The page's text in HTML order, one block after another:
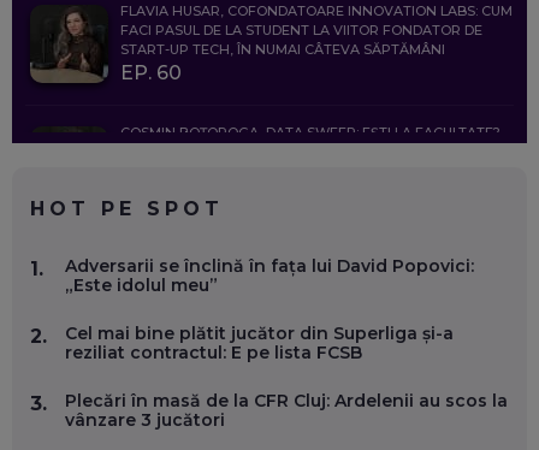
FLAVIA HUSAR, COFONDATOARE INNOVATION LABS: CUM
FACI PASUL DE LA STUDENT LA VIITOR FONDATOR DE
START-UP TECH, ÎN NUMAI CÂTEVA SĂPTĂMÂNI
EP. 60
COSMIN BOȚOROGA, DATA SWEEP: EȘTI LA FACULTATE?
FOLOSEȘTI TEHNOLOGIA CA SĂ FII MAI BUN LA JOB. ȘI CUM
SE VA SCHIMBA MUNCA, ÎN URMĂTORII ANI
FOLOSEȘTI TEHNOLOGIA CA SĂ ÎȚI DESCHIZI DRUMUL
CĂTRE ARTĂ, LA NIVEL GLOBAL
EP. 57
HOT PE SPOT
1.
Adversarii se înclină în fața lui David Popovici:
„Este idolul meu”
2.
Cel mai bine plătit jucător din Superliga și-a
reziliat contractul: E pe lista FCSB
3.
Plecări în masă de la CFR Cluj: Ardelenii au scos la
vânzare 3 jucători